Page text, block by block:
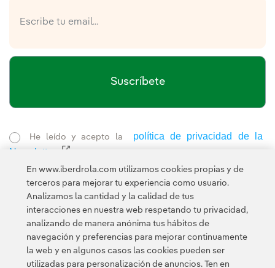
Suscríbete
He leído y acepto la
política de privacidad de la
Newsletter
Enlace externo, se abre en ventana nueva.
Esta página está protegida por reCAPTCHA y se aplican la
Política de privacidad Términos de servicio
En www.iberdrola.com utilizamos cookies propias y de
terceros para mejorar tu experiencia como usuario.
Analizamos la cantidad y la calidad de tus
interacciones en nuestra web respetando tu privacidad,
analizando de manera anónima tus hábitos de
navegación y preferencias para mejorar continuamente
la web y en algunos casos las cookies pueden ser
utilizadas para personalización de anuncios. Ten en